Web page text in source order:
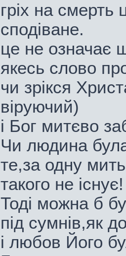
гріх на смерть
сподіване.
це не означає
якесь слово
чи зрікся
віруючий)
і Бог митєво
Чи людина
те,за одну
такого не
Тоді можна б
під сумнів,як
і любов Його